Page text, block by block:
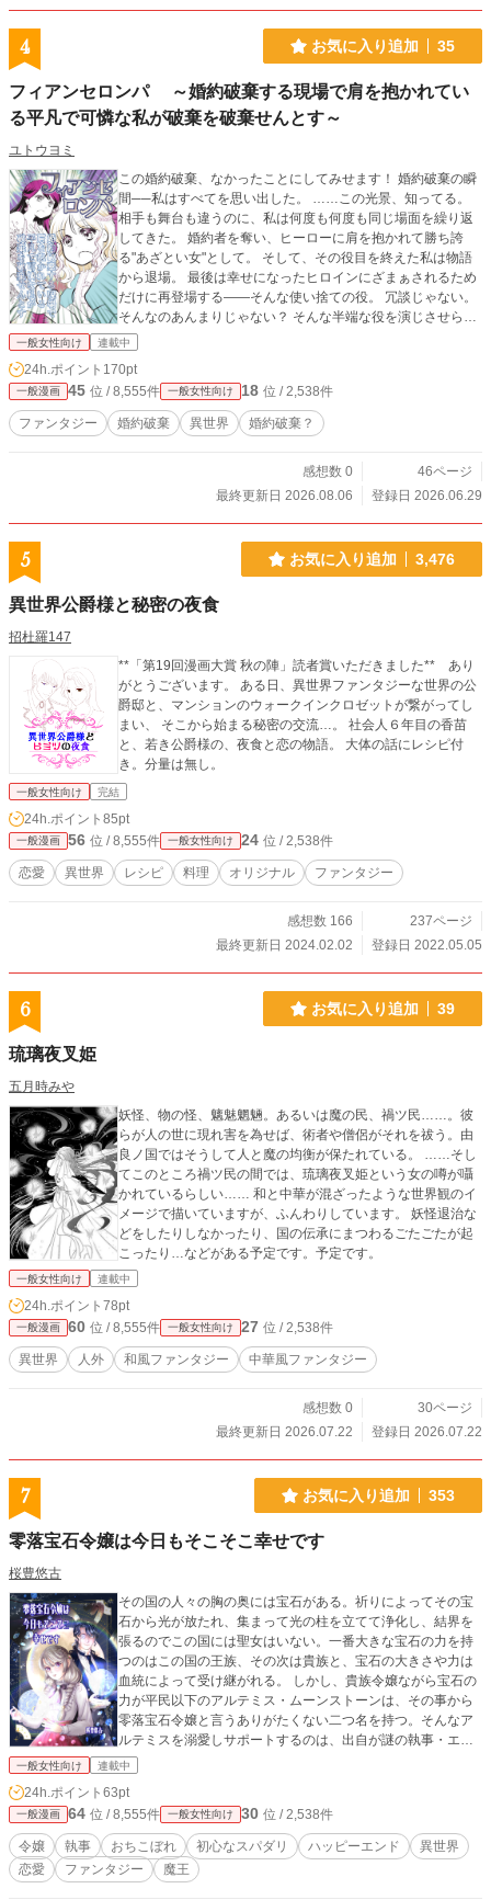
4 お気に入り追加 35
フィアンセロンパ ～婚約破棄する現場で肩を抱かれてい
る平凡で可憐な私が破棄を破棄せんとす～
ユトウヨミ
この婚約破棄、なかったことにしてみせます！ 婚約破棄の瞬
間──私はすべてを思い出した。 ……この光景、知ってる。
相手も舞台も違うのに、私は何度も何度も同じ場面を繰り返
してきた。 婚約者を奪い、ヒーローに肩を抱かれて勝ち誇
る"あざとい女"として。 そして、その役目を終えた私は物語
から退場。 最後は幸せになったヒロインにざまぁされるため
だけに再登場する――そんな使い捨ての役。 冗談じゃない。
そんなのあんまりじゃない？ そんな半端な役を演じさせられ
るくらいなら、この婚約破棄そのものをぶち壊してしまえば
上げ。 誰の踏み台にもならず、自分の未来は自分で掴んでみ
せる！ これは、"悪役令嬢ですらない脇役"が運命を書き換え
るために挑む、 婚約破棄を破棄する物語。 私のための人生
が、ここから始まる。
一般女性向け 連載中
24h.ポイント 170pt
一般漫画 45 位 / 8,555件 一般女性向け 18 位 / 2,538件
ファンタジー 婚約破棄 異世界 婚約破棄？
感想数 0
46ページ
最終更新日 2026.08.06
登録日 2026.06.29
5 お気に入り追加 3,476
異世界公爵様と秘密の夜食
招杜羅147
**「第19回漫画大賞 秋の陣」読者賞いただきました** あり
がとうございます。 ある日、異世界ファンタジーな世界の公
爵邸と、マンションのウォークインクロゼットが繋がってし
まい、 そこから始まる秘密の交流…。 社会人６年目の香苗
と、若き公爵様の、夜食と恋の物語。 大体の話にレシピ付
き。分量は無し。
一般女性向け 完結
24h.ポイント 85pt
一般漫画 56 位 / 8,555件 一般女性向け 24 位 / 2,538件
恋愛 異世界 レシピ 料理 オリジナル ファンタジー
感想数 166
237ページ
最終更新日 2024.02.02
登録日 2022.05.05
6 お気に入り追加 39
琉璃夜叉姫
五月時みや
妖怪、物の怪、魑魅魍魎。あるいは魔の民、禍ツ民……。彼
らが人の世に現れ害を為せば、術者や僧侶がそれを祓う。由
良ノ国ではそうして人と魔の均衡が保たれている。 ……そし
てこのところ禍ツ民の間では、琉璃夜叉姫という女の噂が囁
かれているらしい…… 和と中華が混ざったような世界観のイ
メージで描いていますが、ふんわりしています。 妖怪退治な
どをしたりしなかったり、国の伝承にまつわるごたごたが起
こったり…などがある予定です。予定です。
一般女性向け 連載中
24h.ポイント 78pt
一般漫画 60 位 / 8,555件 一般女性向け 27 位 / 2,538件
異世界 人外 和風ファンタジー 中華風ファンタジー
感想数 0
30ページ
最終更新日 2026.07.22
登録日 2026.07.22
7 お気に入り追加 353
零落宝石令嬢は今日もそこそこ幸せです
桜豊悠古
その国の人々の胸の奥には宝石がある。祈りによってその宝
石から光が放たれ、集まって光の柱を立てて浄化し、結界を
張るのでこの国には聖女はいない。一番大きな宝石の力を持
つのはこの国の王族、その次は貴族と、宝石の大きさや力は
血統によって受け継がれる。 しかし、貴族令嬢ながら宝石の
力が平民以下のアルテミス・ムーンストーンは、その事から
零落宝石令嬢と言うありがたくない二つ名を持つ。そんなア
ルテミスを溺愛しサポートするのは、出自が謎の執事・エン
ディミオン・ノア。彼は誰よりも大きな宝石の力を発揮し、
でになく多くの魔物が現れた。 その魔物たちを前に、アルテ
ミスとエンディミオンは立ち向かうが、果たしてその結果
は…。
一般女性向け 連載中
24h.ポイント 63pt
一般漫画 64 位 / 8,555件 一般女性向け 30 位 / 2,538件
令嬢 執事 おちこぼれ 初心なスパダリ ハッピーエンド
異世界
恋愛
ファンタジー 魔王